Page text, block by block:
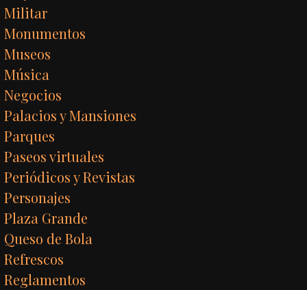
Militar
Monumentos
Museos
Música
Negocios
Palacios y Mansiones
Parques
Paseos virtuales
Periódicos y Revistas
Personajes
Plaza Grande
Queso de Bola
Refrescos
Reglamentos